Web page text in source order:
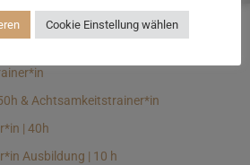
& Achtsamkeitstrainer*in
| 40h
Ausbildung | 10 h
Cookie Einstellung wählen